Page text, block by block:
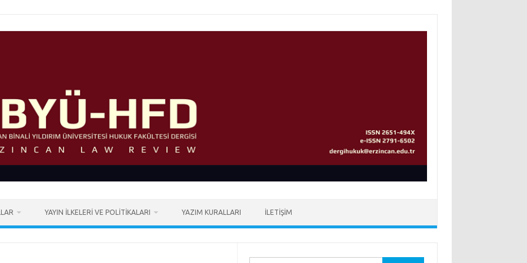
YAYIN İLKELERI VE POLITIKALARI YAZIM KURALLARI İLETIŞIM